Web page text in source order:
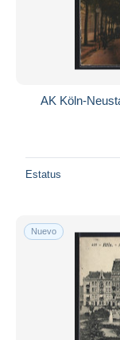
AK Köln-
Estatus
Nuevo